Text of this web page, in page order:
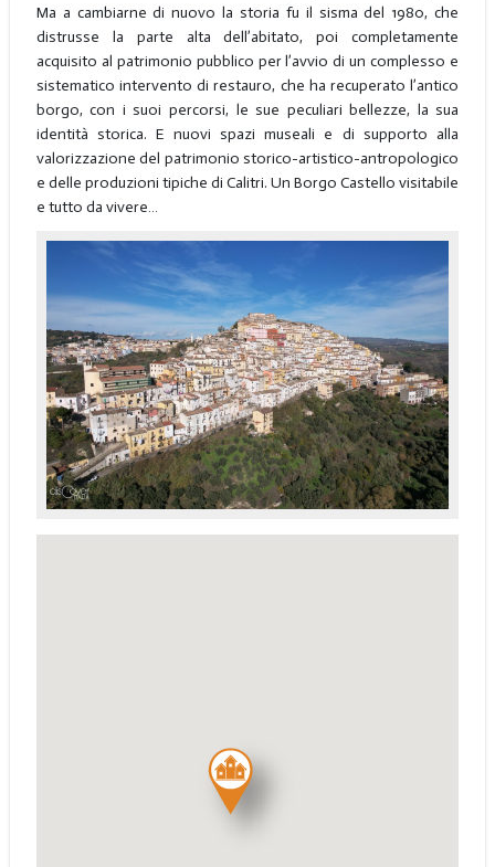
Ma a cambiarne di nuovo la storia fu il sisma del 1980, che
distrusse la parte alta dell’abitato, poi completamente
acquisito al patrimonio pubblico per l’avvio di un complesso e
sistematico intervento di restauro, che ha recuperato l’antico
borgo, con i suoi percorsi, le sue peculiari bellezze, la sua
identità storica. E nuovi spazi museali e di supporto alla
valorizzazione del patrimonio storico-artistico-antropologico
e delle produzioni tipiche di Calitri. Un Borgo Castello visitabile
e tutto da vivere…